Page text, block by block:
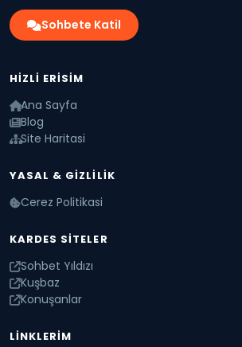
Sohbete Katil
HIZLI ERISIM
Ana Sayfa
Blog
Site Haritasi
YASAL & GIZLILIK
Cerez Politikasi
KARDES SITELER
Sohbet Yıldızı
Kuşbaz
Konuşanlar
LINKLERIM